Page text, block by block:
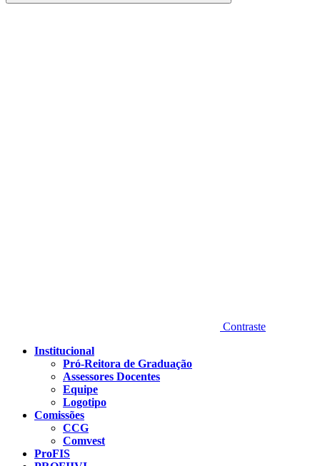
Buscar
Contraste
Institucional
Pró-Reitora de Graduação
Assessores Docentes
Equipe
Logotipo
Comissões
CCG
Comvest
ProFIS